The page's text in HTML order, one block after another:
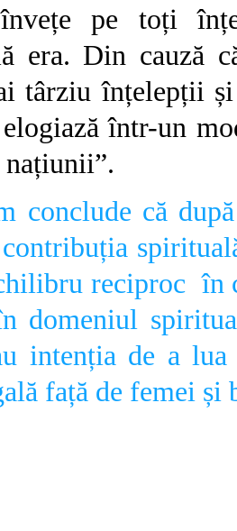
pe toți
era. Din cauză
târziu înțelepții
într-un
națiunii”.
conclude că
contribuția
reciproc în
domeniul
intenția de a
față de femei și